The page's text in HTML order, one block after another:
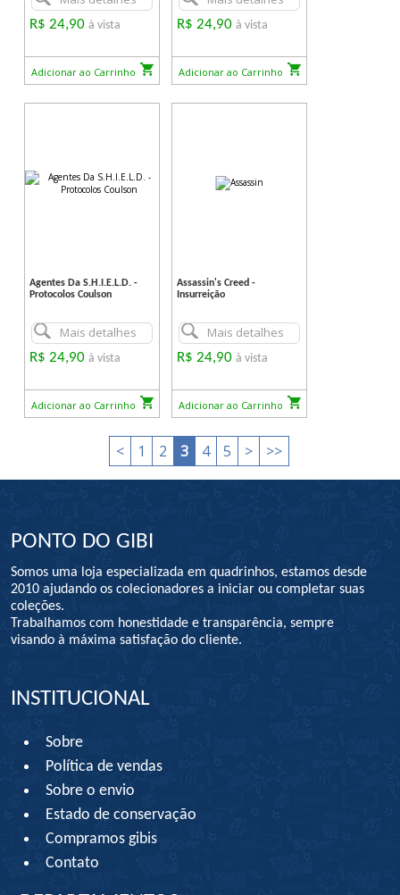
R$ 24,90à vista
Adicionar ao Carrinho
R$ 24,90à vista
Adicionar ao Carrinho
Agentes Da S.H.I.E.L.D. -
Protocolos Coulson
Mais detalhes
R$ 24,90à vista
Adicionar ao Carrinho
Assassin's Creed -
Insurreição
Mais detalhes
R$ 24,90à vista
Adicionar ao Carrinho
< 1 2 3 4 5 > >>
PONTO DO GIBI
Somos uma loja especializada em quadrinhos, estamos desde
2010 ajudando os colecionadores a iniciar ou completar suas
coleções.
Trabalhamos com honestidade e transparência, sempre
visando à máxima satisfação do cliente.
INSTITUCIONAL
Sobre
Política de vendas
Sobre o envio
Estado de conservação
Compramos gibis
Contato